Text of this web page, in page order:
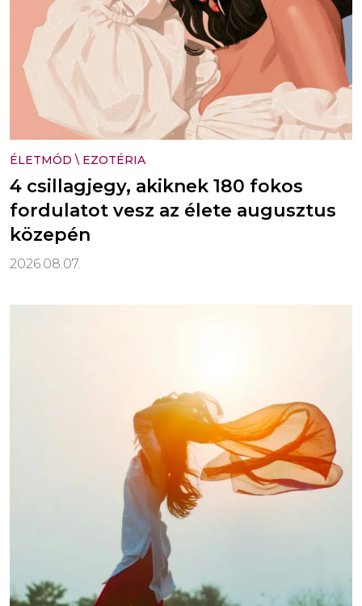
ÉLETMÓD \ EZOTÉRIA
4 csillagjegy, akiknek 180 fokos
fordulatot vesz az élete augusztus
közepén
2026.08.07.